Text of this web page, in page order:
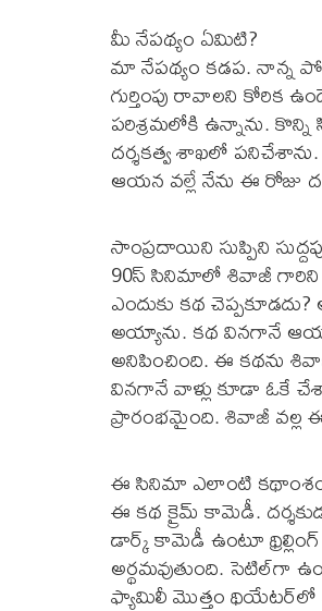
మీ నేపథ్యం ఏమిటి?
మా నేపథ్యం కడప. నాన్న
గుర్తింపు రావాలని కోరిక
పరిశ్రమలోకి ఉన్నాను.
దర్శకత్వ శాఖలో
ఆయన వల్లే నేను ఈ రోజు
సాంప్రదాయిని సుప్పిని
90స్‌ సినిమాలో శివాజీ గారిని
ఎందుకు కథ
అయ్యాను. కథ వినగానే
అనిపించింది. ఈ కథను
వినగానే వాళ్లు కూడా ఓకే
ప్రారంభమైంది. శివాజీ వల్ల
ఈ సినిమా ఎలాంటి
ఈ కథ క్రైమ్‌ కామెడీ.
డార్క్‌ కామెడీ ఉంటూ
అర్థమవుతుంది. సెటిల్‌గా
ఫ్యామిలీ మొత్తం